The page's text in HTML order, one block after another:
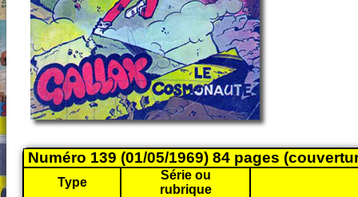
Numéro 139 (01/05/1969) 84 pages
Type
Série ou
rubrique